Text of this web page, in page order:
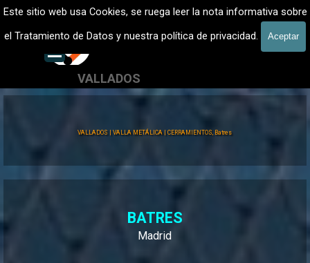
Este sitio web usa Cookies, se ruega leer la nota informativa sobre
el Tratamiento de Datos y nuestra política de privacidad.
Aceptar
Vaya al ContenidoVALLADOS METALICOS MADRID - VALLADO DE FINCAS
Vallados de fincas, Cercados
VALLADOS
601 900 178
VALLADOS | VALLA METÁLICA | CERRAMIENTOS, Batres
BATRES
Madrid